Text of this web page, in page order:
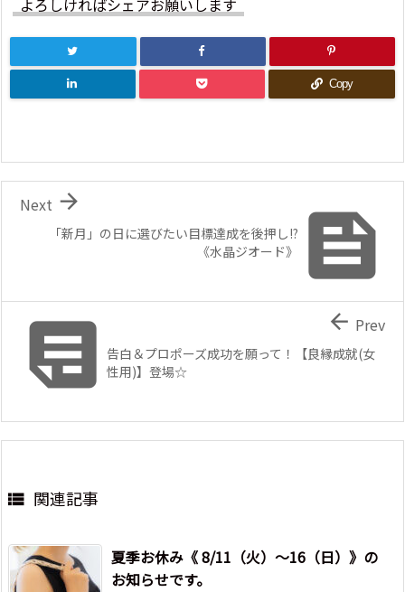
Copy

「新月」の日に選びたい目標達成を後押し!?
《水晶ジオード》

Next
告白＆プロポーズ成功を願って！【良縁成就(女
性用)】登場☆
 Prev
 関連記事
夏季お休み《 8/11（火）～16（日）》の
お知らせです。